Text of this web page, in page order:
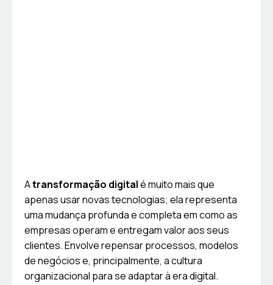
Atransformação digitalé muito mais que
apenas usar novas tecnologias; ela representa
uma mudança profunda e completa em como as
empresas operam e entregam valor aos seus
clientes. Envolve repensar processos, modelos
de negócios e, principalmente, a cultura
organizacional para se adaptar à era digital.